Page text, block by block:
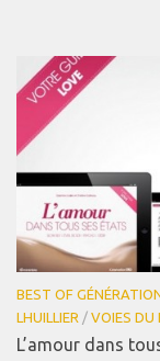
BEST OF
LHUILLIER / VOIES DU
L’amour dans